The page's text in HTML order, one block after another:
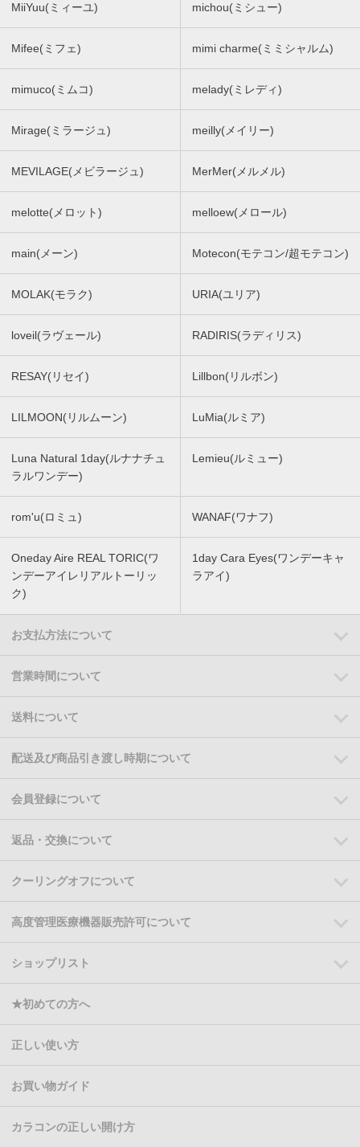
MiiYuu(ミィーユ) michou(ミシュー)
Mifee(ミフェ) mimi charme(ミミシャルム)
mimuco(ミムコ) melady(ミレディ)
Mirage(ミラージュ) meilly(メイリー)
MEVILAGE(メビラージュ) MerMer(メルメル)
melotte(メロット) melloew(メロール)
main(メーン) Motecon(モテコン/超モテコン)
MOLAK(モラク) URIA(ユリア)
loveil(ラヴェール) RADIRIS(ラディリス)
RESAY(リセイ) Lillbon(リルボン)
LILMOON(リルムーン) LuMia(ルミア)
Luna Natural 1day(ルナナチュ
ラルワンデー)
Lemieu(ルミュー)
rom'u(ロミュ) WANAF(ワナフ)
Oneday Aire REAL TORIC(ワ
ンデーアイレリアルトーリッ
ク)
1day Cara Eyes(ワンデーキャ
ラアイ)
お支払方法について
営業時間について
送料について
配送及び商品引き渡し時期について
会員登録について
返品・交換について
クーリングオフについて
高度管理医療機器販売許可について
ショップリスト
★初めての方へ
正しい使い方
お買い物ガイド
カラコンの正しい開け方